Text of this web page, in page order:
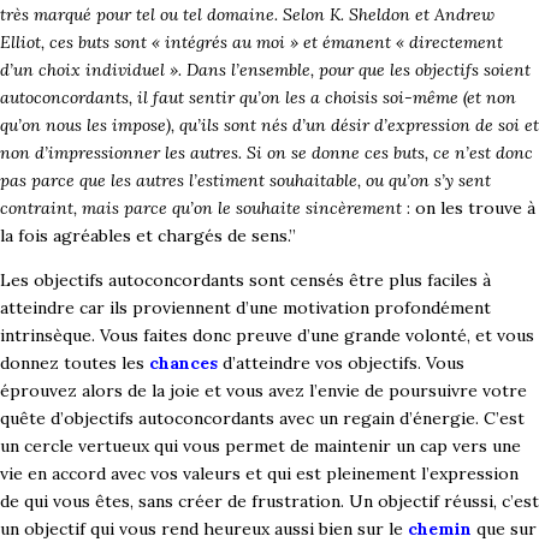
très marqué pour tel ou tel domaine. Selon K. Sheldon et Andrew
Elliot, ces buts sont « intégrés au moi » et émanent « directement
d’un choix individuel ». Dans l’ensemble, pour que les objectifs soient
autoconcordants, il faut sentir qu’on les a choisis soi-même (et non
qu’on nous les impose), qu’ils sont nés d’un désir d’expression de soi et
non d’impressionner les autres. Si on se donne ces buts, ce n’est donc
pas parce que les autres l’estiment souhaitable, ou qu’on s’y sent
contraint, mais parce qu’on le souhaite sincèrement : on les trouve à
la fois agréables et chargés de sens.”
Les objectifs autoconcordants sont censés être plus faciles à
atteindre car ils proviennent d’une motivation profondément
intrinsèque. Vous faites donc preuve d’une grande volonté, et vous
donnez toutes les chances d’atteindre vos objectifs. Vous
éprouvez alors de la joie et vous avez l’envie de poursuivre votre
quête d’objectifs autoconcordants avec un regain d’énergie. C’est
un cercle vertueux qui vous permet de maintenir un cap vers une
vie en accord avec vos valeurs et qui est pleinement l’expression
de qui vous êtes, sans créer de frustration. Un objectif réussi, c’est
un objectif qui vous rend heureux aussi bien sur le chemin que sur